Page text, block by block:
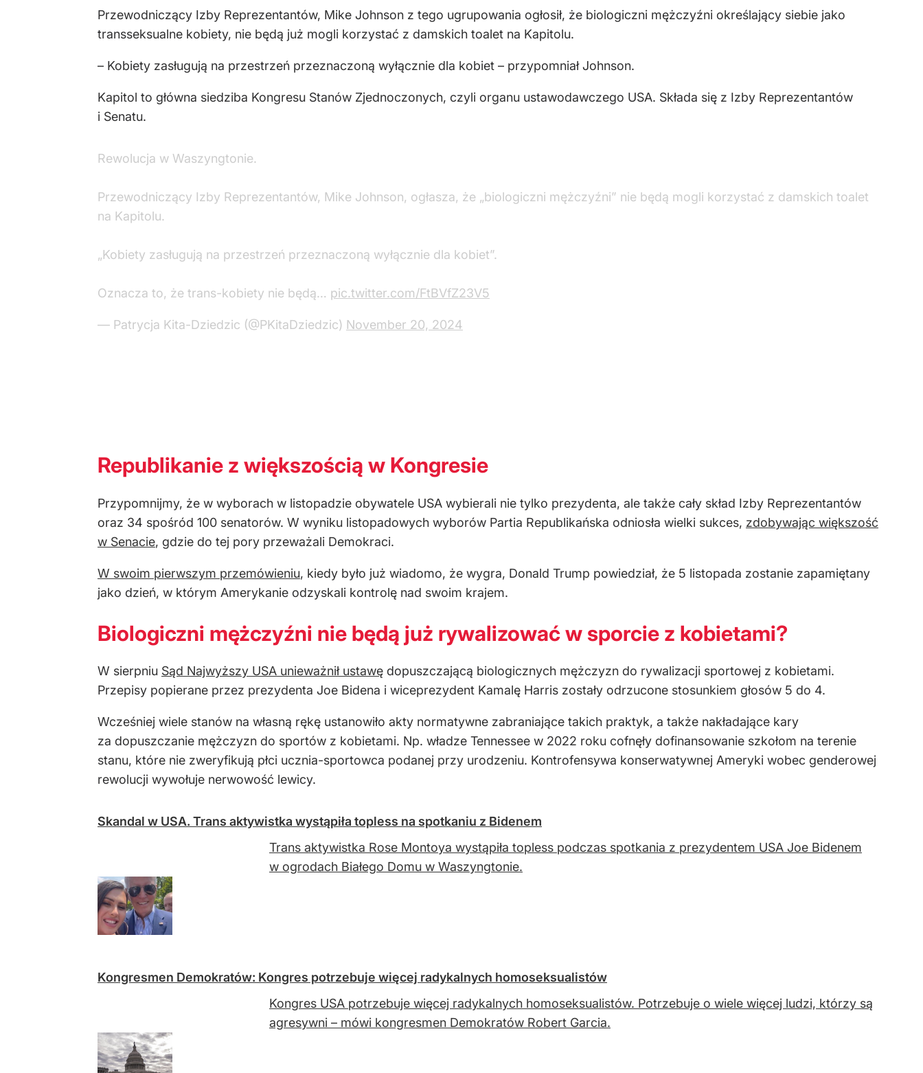
Przewodniczący Izby Reprezentantów, Mike Johnson z tego ugrupowania ogłosił, że biologiczni mężczyźni określający siebie jako
transseksualne kobiety, nie będą już mogli korzystać z damskich toalet na Kapitolu.
– Kobiety zasługują na przestrzeń przeznaczoną wyłącznie dla kobiet – przypomniał Johnson.
Kapitol to główna siedziba Kongresu Stanów Zjednoczonych, czyli organu ustawodawczego USA. Składa się z Izby Reprezentantów
i Senatu.
Rewolucja w Waszyngtonie.
Przewodniczący Izby Reprezentantów, Mike Johnson, ogłasza, że „biologiczni mężczyźni” nie będą mogli korzystać z damskich toalet
na Kapitolu.
„Kobiety zasługują na przestrzeń przeznaczoną wyłącznie dla kobiet”.
Oznacza to, że trans-kobiety nie będą… pic.twitter.com/FtBVfZ23V5
— Patrycja Kita-Dziedzic (@PKitaDziedzic) November 20, 2024
Republikanie z większością w Kongresie
Przypomnijmy, że w wyborach w listopadzie obywatele USA wybierali nie tylko prezydenta, ale także cały skład Izby Reprezentantów
oraz 34 spośród 100 senatorów. W wyniku listopadowych wyborów Partia Republikańska odniosła wielki sukces, zdobywając większość
w Senacie, gdzie do tej pory przeważali Demokraci.
W swoim pierwszym przemówieniu, kiedy było już wiadomo, że wygra, Donald Trump powiedział, że 5 listopada zostanie zapamiętany
jako dzień, w którym Amerykanie odzyskali kontrolę nad swoim krajem.
Biologiczni mężczyźni nie będą już rywalizować w sporcie z kobietami?
W sierpniu Sąd Najwyższy USA unieważnił ustawę dopuszczającą biologicznych mężczyzn do rywalizacji sportowej z kobietami.
Przepisy popierane przez prezydenta Joe Bidena i wiceprezydent Kamalę Harris zostały odrzucone stosunkiem głosów 5 do 4.
Wcześniej wiele stanów na własną rękę ustanowiło akty normatywne zabraniające takich praktyk, a także nakładające kary
za dopuszczanie mężczyzn do sportów z kobietami. Np. władze Tennessee w 2022 roku cofnęły dofinansowanie szkołom na terenie
stanu, które nie zweryfikują płci ucznia-sportowca podanej przy urodzeniu. Kontrofensywa konserwatywnej Ameryki wobec genderowej
rewolucji wywołuje nerwowość lewicy.
Skandal w USA. Trans aktywistka wystąpiła topless na spotkaniu z Bidenem
Trans aktywistka Rose Montoya wystąpiła topless podczas spotkania z prezydentem USA Joe Bidenem
w ogrodach Białego Domu w Waszyngtonie.
Kongresmen Demokratów: Kongres potrzebuje więcej radykalnych homoseksualistów
Kongres USA potrzebuje więcej radykalnych homoseksualistów. Potrzebuje o wiele więcej ludzi, którzy są
agresywni – mówi kongresmen Demokratów Robert Garcia.